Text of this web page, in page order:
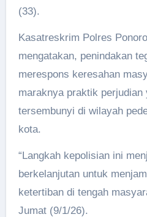
(33).
Kasatreskrim Polres
mengatakan, penindakan
merespons keresahan
maraknya praktik
tersembunyi di wilayah
kota.
“Langkah kepolisian ini
berkelanjutan untuk
ketertiban di tengah
Jumat (9/1/26).